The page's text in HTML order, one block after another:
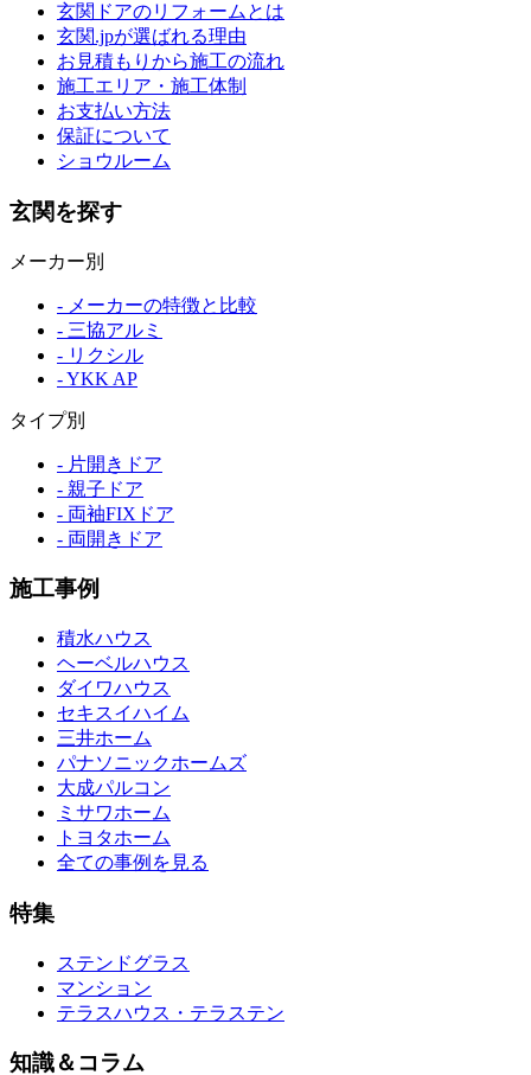
玄関ドアのリフォームとは
玄関.jpが選ばれる理由
お見積もりから施工の流れ
施工エリア・施工体制
お支払い方法
保証について
ショウルーム
玄関を探す
メーカー別
- メーカーの特徴と比較
- 三協アルミ
- リクシル
- YKK AP
タイプ別
- 片開きドア
- 親子ドア
- 両袖FIXドア
- 両開きドア
施工事例
積水ハウス
ヘーベルハウス
ダイワハウス
セキスイハイム
三井ホーム
パナソニックホームズ
大成パルコン
ミサワホーム
トヨタホーム
全ての事例を見る
特集
ステンドグラス
マンション
テラスハウス・テラステン
知識＆コラム